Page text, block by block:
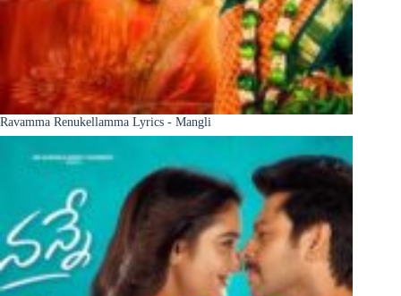
Ravamma Renukellamma Lyrics - Mangli